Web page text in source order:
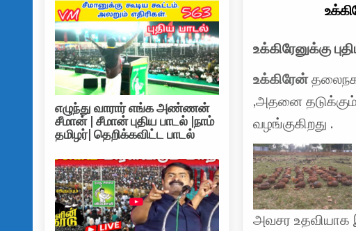
உக்கிரேனுக்கு
உக்கிரேன்
,அதனை தடுக்கும்
வழங்குகிறது .
அவசர உதவியாக
எழுந்து வாரார் எங்க அண்ணன்
சீமான் | சீமான் புதிய பாடல் |நாம்
தமிழர்| தெறிக்கவிட்ட பாடல்